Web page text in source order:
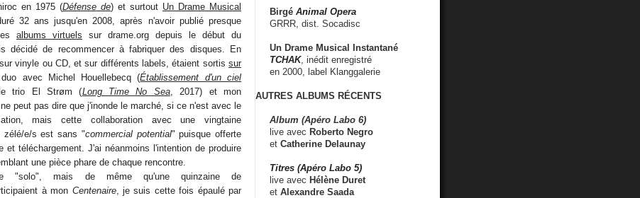
en 1975 (Défense de) et surtout Un Drame Musical
32 ans jusqu'en 2008, après n'avoir publié presque
albums virtuels sur drame.org depuis le début du
décidé de recommencer à fabriquer des disques. En
vinyle ou CD, et sur différents labels, étaient sortis sur
avec Michel Houellebecq (Établissement d'un ciel
le trio El Strøm (Long Time No Sea, 2017) et mon
peut pas dire que j'inonde le marché, si ce n'est avec le
mais cette collaboration avec une vingtaine
zélé/e/s est sans "commercial potential" puisque offerte
et téléchargement. J'ai néanmoins l'intention de produire
une pièce phare de chaque rencontre.
"solo", mais de même qu'une quinzaine de
à mon Centenaire, je suis cette fois épaulé par
Birgé Animal Opera
GRRR, dist. Socadisc
Un Drame Musical Instantané
TCHAK, inédit enregistré
en 2000, label Klanggalerie
AUTRES ALBUMS RÉCENTS
Album (Apéro Labo 6)
live avec Roberto Negro
et Catherine Delaunay
Titres (Apéro Labo 5)
live avec Hélène Duret
et Alexandre Saada